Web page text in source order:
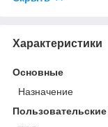
Характеристики
Основные
Назначение